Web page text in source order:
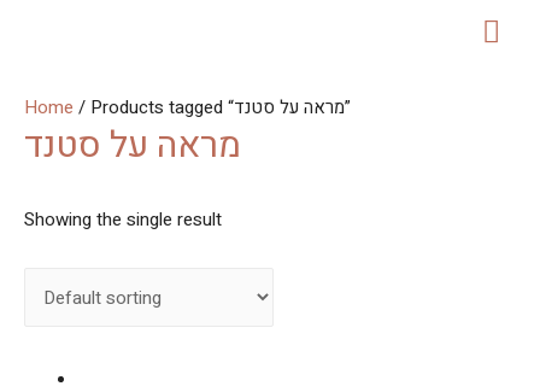
Home / Products tagged “מראה על סטנד”
מראה על סטנד
Showing the single result